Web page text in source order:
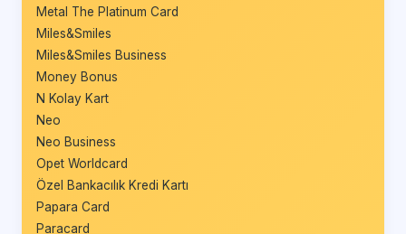
Metal The Platinum Card
Miles&Smiles
Miles&Smiles Business
Money Bonus
N Kolay Kart
Neo
Neo Business
Opet Worldcard
Özel Bankacılık Kredi Kartı
Papara Card
Paracard